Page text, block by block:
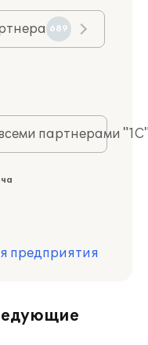
689
партнерами
предприятия